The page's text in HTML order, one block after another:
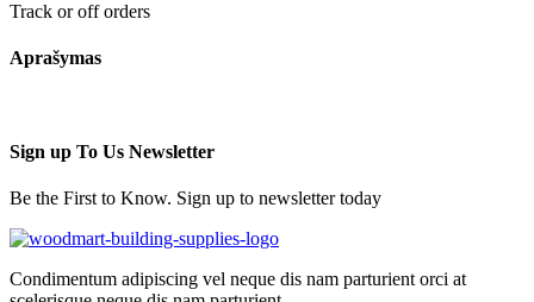
Track or off orders
Aprašymas
Sign up To Us Newsletter
Be the First to Know. Sign up to newsletter today
Condimentum adipiscing vel neque dis nam parturient orci at